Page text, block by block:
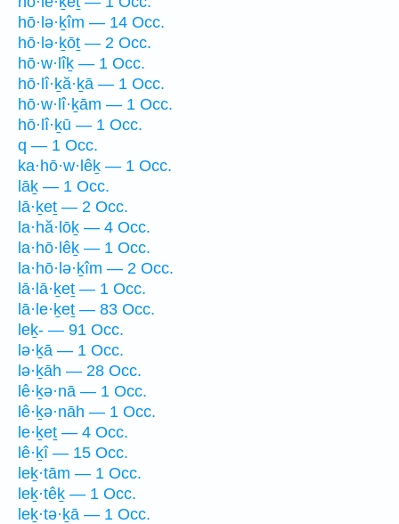
hō·lə·ḵîm — 14 Occ.
hō·lə·ḵōṯ — 2 Occ.
hō·w·lîḵ — 1 Occ.
hō·lî·ḵă·ḵā — 1 Occ.
hō·w·lî·ḵām — 1 Occ.
hō·lî·ḵū — 1 Occ.
q — 1 Occ.
ka·hō·w·lêḵ — 1 Occ.
lāḵ — 1 Occ.
lā·ḵeṯ — 2 Occ.
la·hă·lōḵ — 4 Occ.
la·hō·lêḵ — 1 Occ.
la·hō·lə·ḵîm — 2 Occ.
lā·lā·ḵeṯ — 1 Occ.
lā·le·ḵeṯ — 83 Occ.
leḵ- — 91 Occ.
lə·ḵā — 1 Occ.
lə·ḵāh — 28 Occ.
lê·ḵə·nā — 1 Occ.
lê·ḵə·nāh — 1 Occ.
le·ḵeṯ — 4 Occ.
lê·ḵî — 15 Occ.
leḵ·tām — 1 Occ.
leḵ·têḵ — 1 Occ.
leḵ·tə·ḵā — 1 Occ.